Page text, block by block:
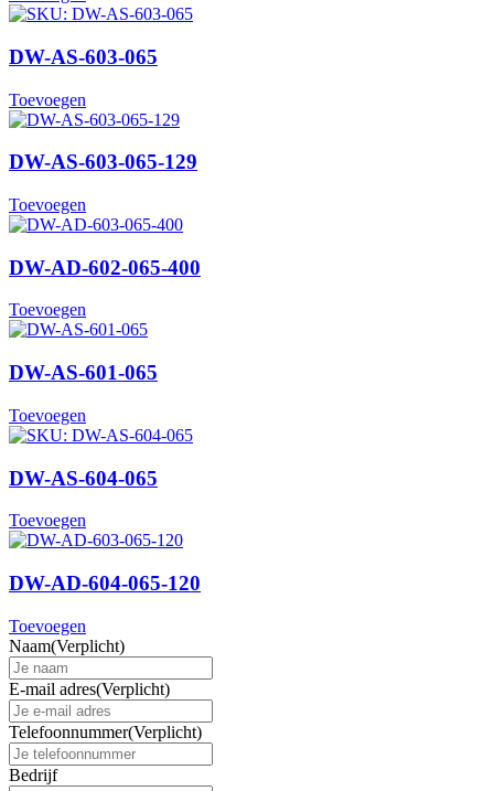
DW-AS-603-065
Toevoegen
DW-AS-603-065-129
Toevoegen
DW-AD-602-065-400
Toevoegen
DW-AS-601-065
Toevoegen
DW-AS-604-065
Toevoegen
DW-AD-604-065-120
Toevoegen
Naam(Verplicht)
E-mail adres(Verplicht)
Telefoonnummer(Verplicht)
Bedrijf